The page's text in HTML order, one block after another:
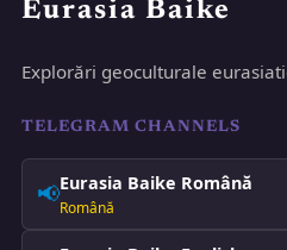
Eurasia Baike
Explorări geoculturale
TELEGRAM CHANNELS
📢Eurasia Baike Română
Română